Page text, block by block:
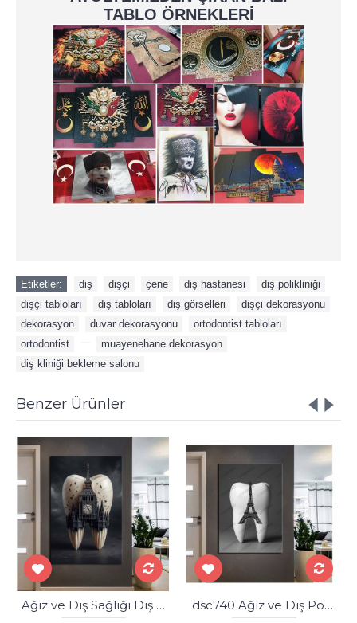
TABLO ÖRNEKLERİ
Etiketler: diş dişçi çene diş hastanesi diş polikliniği
dişçi tabloları
diş tabloları diş görselleri dişçi dekorasyonu
dekorasyon
duvar dekorasyonu ortodontist tabloları
ortodontist
muayenehane dekorasyon
diş kliniği bekleme salonu
Benzer Ürünler
Ağız ve Diş Sağlığı Diş Tablosu Diş Hastanesi Dekorasyon Londra Big Ben dsc544
dsc740 Ağız ve Diş Polikliniği, Dişçi Tabloları, Diş Hekimi, Eyfel Kulesi Gravür Tablo